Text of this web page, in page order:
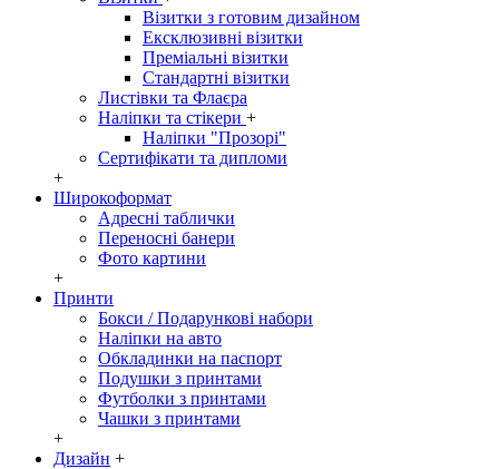
Візитки з готовим дизайном
Ексклюзивні візитки
Преміальні візитки
Стандартні візитки
Листівки та Флаєра
Наліпки та стікери +
Наліпки "Прозорі"
Сертифікати та дипломи
+
Широкоформат
Адресні таблички
Переносні банери
Фото картини
+
Принти
Бокси / Подарункові набори
Наліпки на авто
Обкладинки на паспорт
Подушки з принтами
Футболки з принтами
Чашки з принтами
+
Дизайн +